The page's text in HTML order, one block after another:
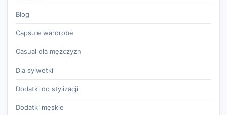
Blog
Capsule wardrobe
Casual dla mężczyzn
Dla sylwetki
Dodatki do stylizacji
Dodatki męskie